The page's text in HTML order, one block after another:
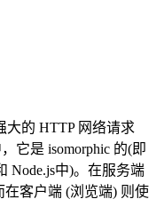
大的 HTTP 网络请求
它是 isomorphic 的(即
Node.js中)。在服务端
在客户端 (浏览端) 则使